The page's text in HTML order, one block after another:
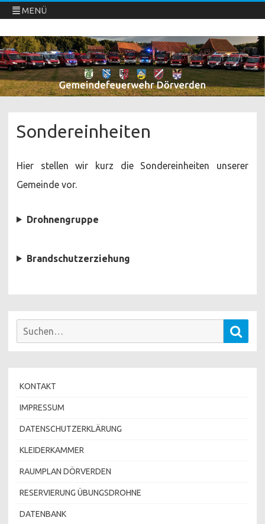
MENÜ
Freiwillige Feuerwehren Dörverden
Direkt
zum
Inhalt
springen
Sondereinheiten
Hier stellen wir kurz die Sondereinheiten unserer
Gemeinde vor.
Drohnengruppe
Brandschutzerziehung
Suchen
KONTAKT
IMPRESSUM
DATENSCHUTZERKLÄRUNG
KLEIDERKAMMER
RAUMPLAN DÖRVERDEN
RESERVIERUNG ÜBUNGSDROHNE
DATENBANK